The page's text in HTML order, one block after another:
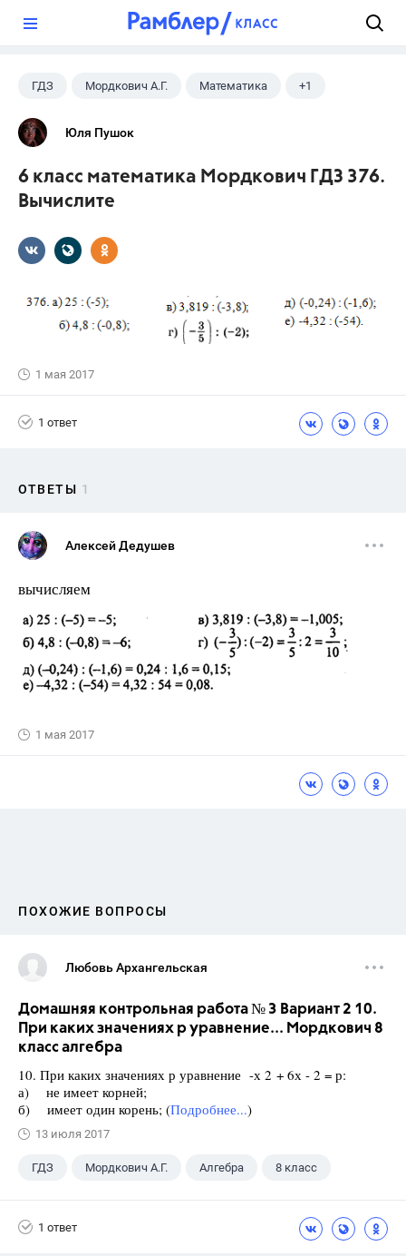
ГДЗ Мордкович А.Г. Математика +1
6 класс
Юля Пушок
6 класс математика Мордкович ГДЗ 376.
Вычислите
1 мая 2017
1 ответ
ОТВЕТЫ 1
Алексей Дедушев
вычисляем
1 мая 2017
ПОХОЖИЕ ВОПРОСЫ
Любовь Архангельская
Домашняя контрольная работа № 3 Вариант 2 10.
При каких значениях р уравнение... Мордкович 8
класс алгебра
10. При каких значениях р уравнение -х 2 + 6х - 2 = р:
а) не имеет корней;
б) имеет один корень; (Подробнее...)
13 июля 2017
ГДЗ Мордкович А.Г. Алгебра 8 класс
1 ответ